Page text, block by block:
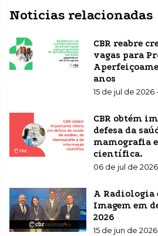
Noticias relacionadas
CBR reabre
vagas para
anos
15 de jul de
CBR obtém
defesa da
mamografia
científica.
06 de jul de
A Radiologia
Imagem em
2026
15 de jun de